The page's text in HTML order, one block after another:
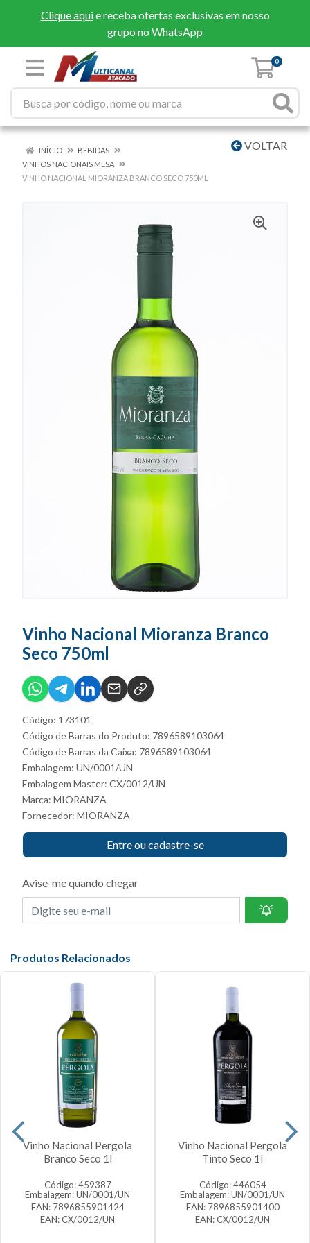
Clique aquie receba ofertas exclusivas em nosso
grupo no WhatsApp
0
VOLTAR
INÍCIO
BEBIDAS
VINHOS NACIONAIS MESA
VINHO NACIONAL MIORANZA BRANCO SECO 750ML
Vinho Nacional Mioranza Branco
Seco 750ml
Código: 173101
Código de Barras do Produto: 7896589103064
Código de Barras da Caixa: 7896589103064
Embalagem: UN/0001/UN
Embalagem Master: CX/0012/UN
Marca: MIORANZA
Fornecedor: MIORANZA
Entre ou cadastre-se
Avise-me quando chegar
Produtos Relacionados
Vinho Nacional Pergola
Branco Seco 1l
Código: 459387
Embalagem: UN/0001/UN
EAN: 7896855901424
EAN: CX/0012/UN
Vinho Nacional Pergola
Tinto Seco 1l
Código: 446054
Embalagem: UN/0001/UN
EAN: 7896855901400
EAN: CX/0012/UN